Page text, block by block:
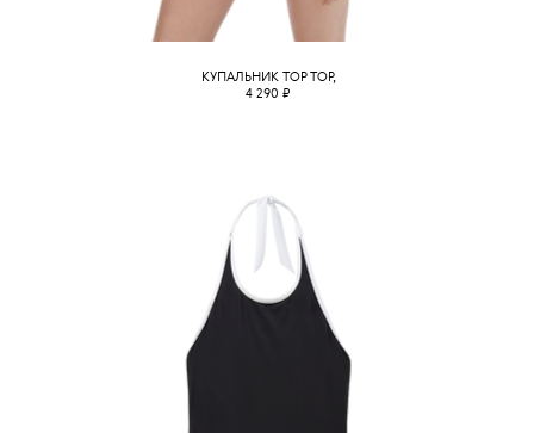
КУПАЛЬНИК TOP TOP,
4 290 ₽